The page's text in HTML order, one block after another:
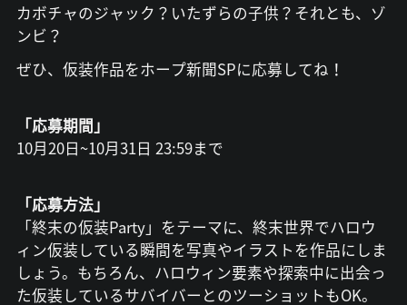
カボチャのジャック？いたずらの子供？それとも、ゾ
ンビ？
ぜひ、仮装作品をホープ新聞SPに応募してね！
「応募期間」
10月20日~10月31日 23:59まで
「応募方法」
「終末の仮装Party」をテーマに、終末世界でハロウ
ィン仮装している瞬間を写真やイラストを作品にしま
しょう。もちろん、ハロウィン要素や探索中に出会っ
た仮装しているサバイバーとのツーショットもOK。